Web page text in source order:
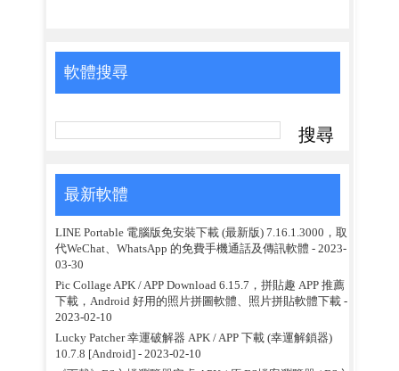
軟體搜尋
最新軟體
LINE Portable 電腦版免安裝下載 (最新版) 7.16.1.3000，取
代WeChat、WhatsApp 的免費手機通話及傳訊軟體 - 2023-
03-30
Pic Collage APK / APP Download 6.15.7，拼貼趣 APP 推薦
下載，Android 好用的照片拼圖軟體、照片拼貼軟體下載-
2023-02-10
Lucky Patcher 幸運破解器 APK / APP 下載 (幸運解鎖器)
10.7.8 [Android] - 2023-02-10